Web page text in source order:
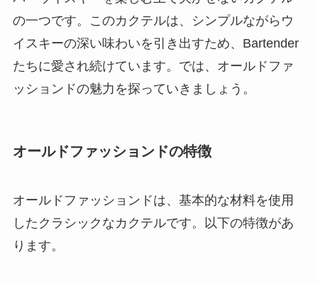
の一つです。このカクテルは、シンプルながらウ
イスキーの深い味わいを引き出すため、Bartender
たちに愛され続けています。では、オールドファ
ッションドの魅力を探っていきましょう。
オールドファッションドの特徴
オールドファッションドは、基本的な材料を使用
したクラシックなカクテルです。以下の特徴があ
ります。